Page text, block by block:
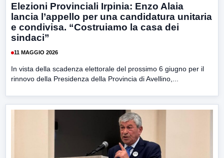
Elezioni Provinciali Irpinia: Enzo Alaia
lancia l’appello per una candidatura unitaria
e condivisa. “Costruiamo la casa dei
sindaci”
11 MAGGIO 2026
In vista della scadenza elettorale del prossimo 6 giugno per il
rinnovo della Presidenza della Provincia di Avellino,...